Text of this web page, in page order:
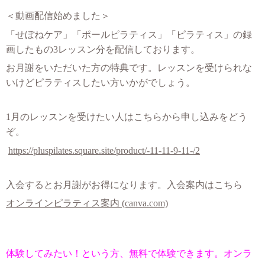
＜動画配信始めました＞
「せぼねケア」「ポールピラティス」「ピラティス」の録
画したもの3レッスン分を配信しております。
お月謝をいただいた方の特典です。レッスンを受けられな
いけどピラティスしたい方いかがでしょう。
1月のレッスンを受けたい人はこちらから申し込みをどう
ぞ。
https://pluspilates.square.site/product/-11-11-9-11-/2
入会するとお月謝がお得になります。入会案内はこちら
オンラインピラティス案内 (canva.com)
体験してみたい！という方、無料で体験できます。オンラ